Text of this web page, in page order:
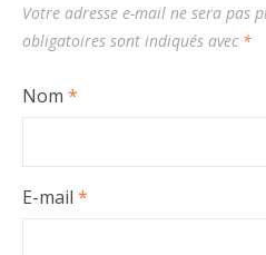
Votre adresse e-mail ne sera pas
obligatoires sont indiqués avec *
Nom *
E-mail *